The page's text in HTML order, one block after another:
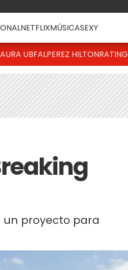
NETFLIXMÚSICASEXY
UBFALPEREZ HILTONRATING
un proyecto para